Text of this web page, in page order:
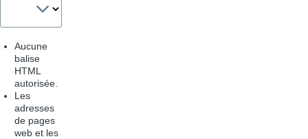
Aucune
balise
HTML
autorisée.
Les
adresses
de pages
web et les